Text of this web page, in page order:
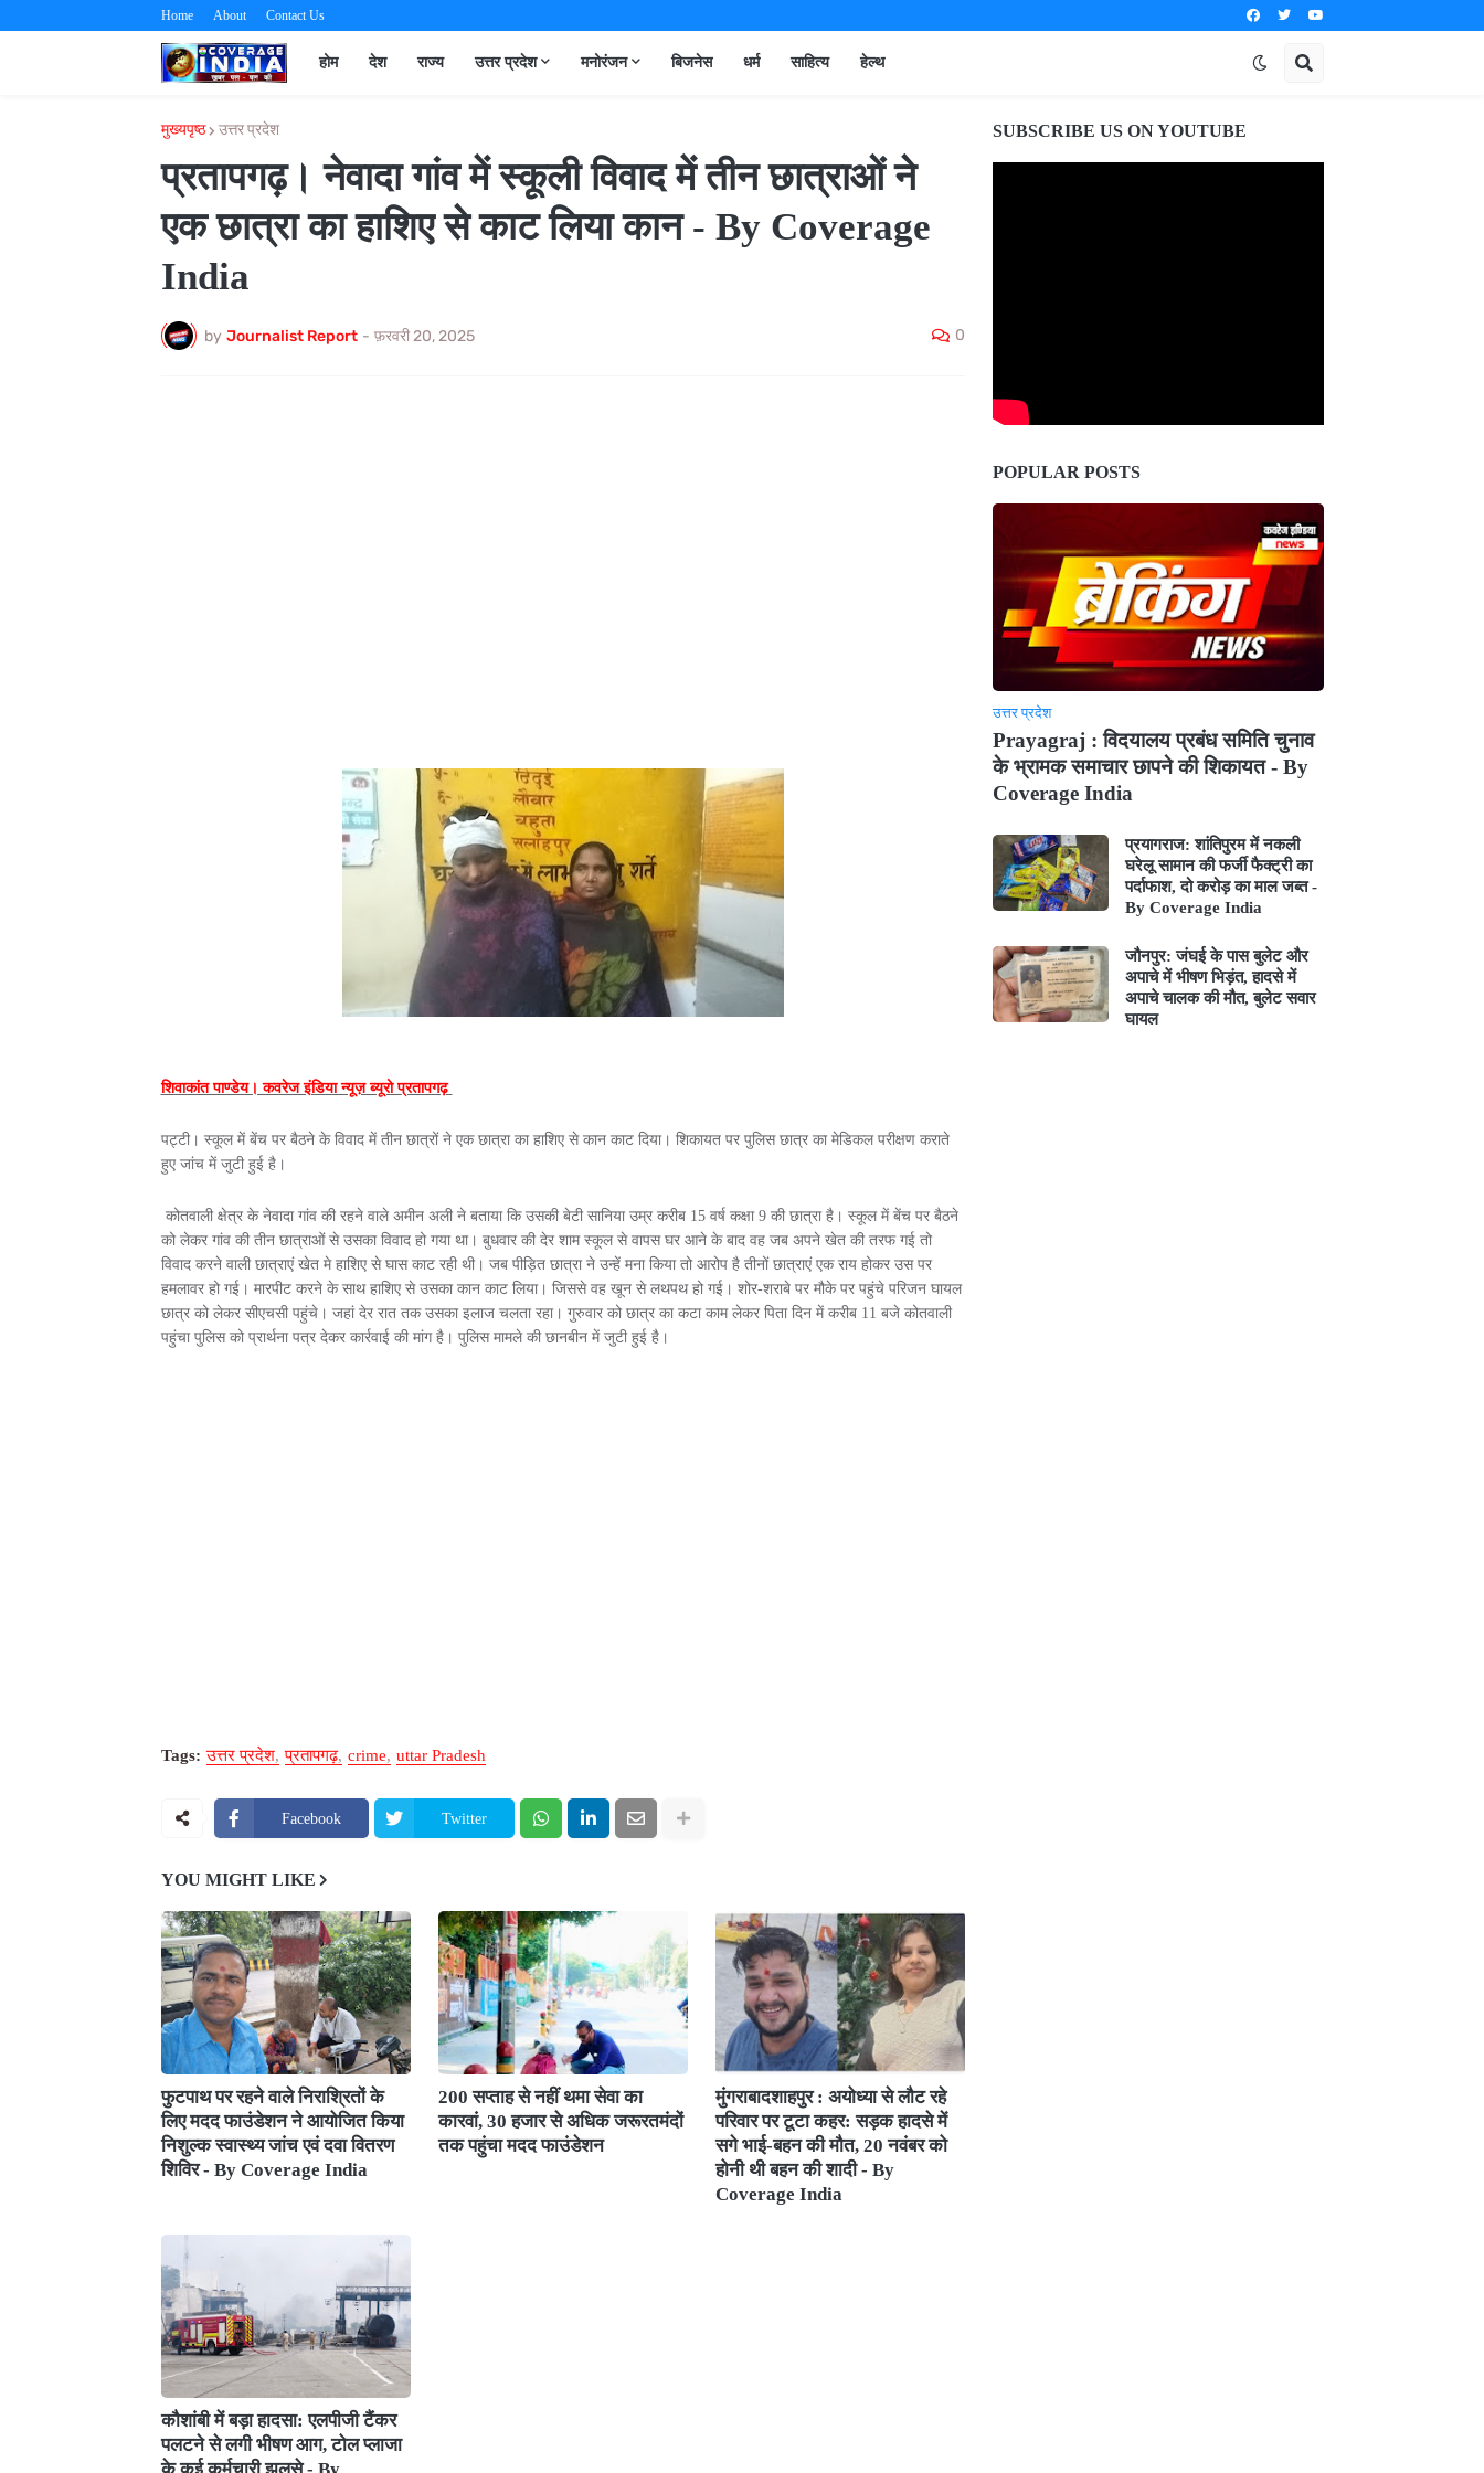
Home About Contact Us
होम देश राज्य उत्तर प्रदेश मनोरंजन बिजनेस धर्म साहित्य हेल्थ
मुख्यपृष्ठ उत्तर प्रदेश
प्रतापगढ़। नेवादा गांव में स्कूली विवाद में तीन छात्राओं ने
एक छात्रा का हाशिए से काट लिया कान - By Coverage
India
by Journalist Report - फ़रवरी 20, 2025 0
शिवाकांत पाण्डेय। कवरेज इंडिया न्यूज़ ब्यूरो प्रतापगढ़
पट्टी। स्कूल में बेंच पर बैठने के विवाद में तीन छात्रों ने एक छात्रा का हाशिए से कान काट दिया। शिकायत पर पुलिस छात्र का मेडिकल परीक्षण कराते
हुए जांच में जुटी हुई है।
कोतवाली क्षेत्र के नेवादा गांव की रहने वाले अमीन अली ने बताया कि उसकी बेटी सानिया उम्र करीब 15 वर्ष कक्षा 9 की छात्रा है। स्कूल में बेंच पर बैठने
को लेकर गांव की तीन छात्राओं से उसका विवाद हो गया था। बुधवार की देर शाम स्कूल से वापस घर आने के बाद वह जब अपने खेत की तरफ गई तो
विवाद करने वाली छात्राएं खेत मे हाशिए से घास काट रही थी। जब पीड़ित छात्रा ने उन्हें मना किया तो आरोप है तीनों छात्राएं एक राय होकर उस पर
हमलावर हो गई। मारपीट करने के साथ हाशिए से उसका कान काट लिया। जिससे वह खून से लथपथ हो गई। शोर-शराबे पर मौके पर पहुंचे परिजन घायल
छात्र को लेकर सीएचसी पहुंचे। जहां देर रात तक उसका इलाज चलता रहा। गुरुवार को छात्र का कटा काम लेकर पिता दिन में करीब 11 बजे कोतवाली
पहुंचा पुलिस को प्रार्थना पत्र देकर कार्रवाई की मांग है। पुलिस मामले की छानबीन में जुटी हुई है।
Tags: उत्तर प्रदेश प्रतापगढ़ crime uttar Pradesh
Facebook Twitter
YOU MIGHT LIKE
फुटपाथ पर रहने वाले निराश्रितों के
लिए मदद फाउंडेशन ने आयोजित किया
निशुल्क स्वास्थ्य जांच एवं दवा वितरण
शिविर - By Coverage India
200 सप्ताह से नहीं थमा सेवा का
कारवां, 30 हजार से अधिक जरूरतमंदों
तक पहुंचा मदद फाउंडेशन
मुंगराबादशाहपुर : अयोध्या से लौट रहे
परिवार पर टूटा कहर: सड़क हादसे में
सगे भाई-बहन की मौत, 20 नवंबर को
होनी थी बहन की शादी - By
Coverage India
कौशांबी में बड़ा हादसा: एलपीजी टैंकर
पलटने से लगी भीषण आग, टोल प्लाजा
SUBSCRIBE US ON YOUTUBE
POPULAR POSTS
उत्तर प्रदेश
Prayagraj : विदयालय प्रबंध समिति चुनाव
के भ्रामक समाचार छापने की शिकायत - By
Coverage India
प्रयागराज: शांतिपुरम में नकली
घरेलू सामान की फर्जी फैक्ट्री का
पर्दाफाश, दो करोड़ का माल जब्त -
By Coverage India
जौनपुर: जंघई के पास बुलेट और
अपाचे में भीषण भिड़ंत, हादसे में
अपाचे चालक की मौत, बुलेट सवार
घायल